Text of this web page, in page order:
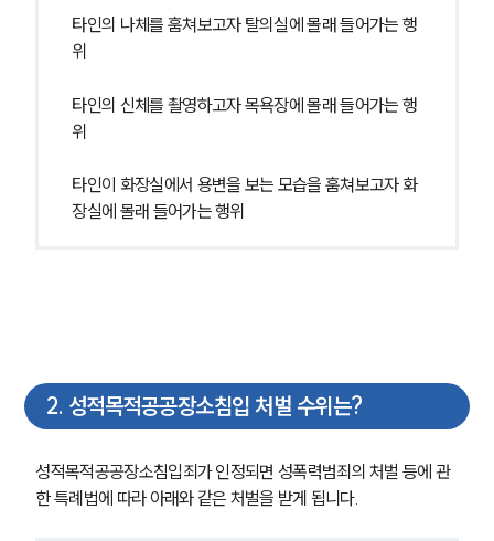
타인의 나체를 훔쳐보고자 탈의실에 몰래 들어가는 행
위
타인의 신체를 촬영하고자 목욕장에 몰래 들어가는 행
위
타인이 화장실에서 용변을 보는 모습을 훔쳐보고자 화
장실에 몰래 들어가는 행위
2. 성적목적공공장소침입 처벌 수위는?
성적목적공공장소침입죄가 인정되면 성폭력범죄의 처벌 등에 관
한 특례법에 따라 아래와 같은 처벌을 받게 됩니다.